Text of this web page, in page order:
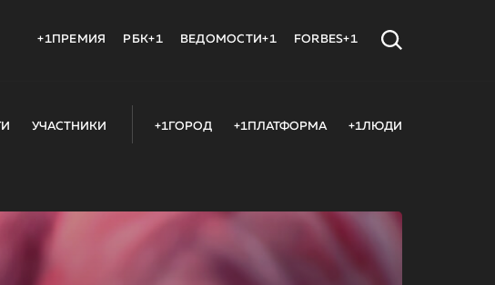
+1ПРЕМИЯ РБК+1 ВЕДОМОСТИ+1 FORBES+1
УЧАСТНИКИ +1ГОРОД +1ПЛАТФОРМА +1ЛЮДИ